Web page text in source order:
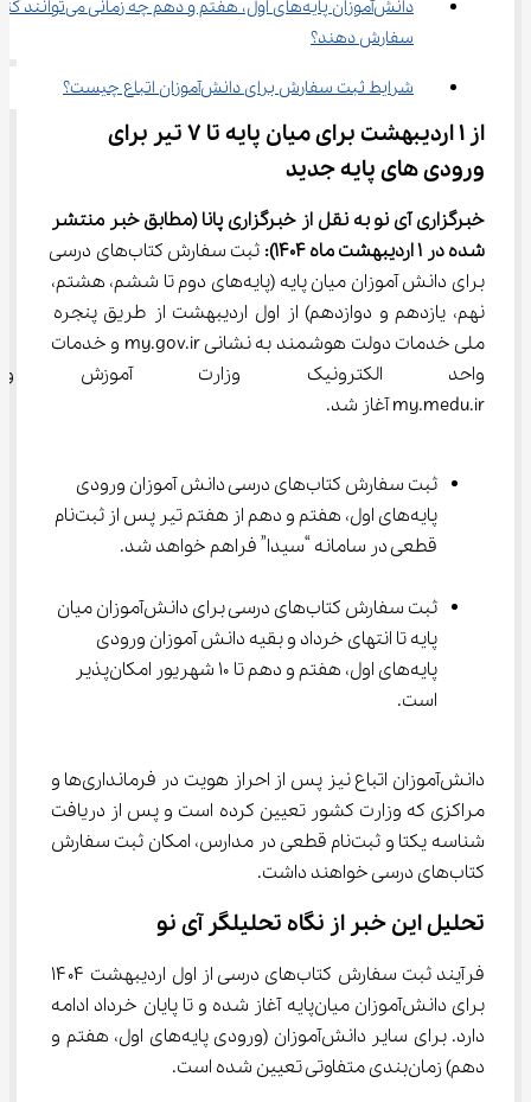
دانش‌آموزان پایه‌های اول، هفتم و دهم چه زمانی
سفارش دهند؟
شرایط ثبت‌ سفارش برای دانش‌آموزان اتباع چیست؟
از 1 اردیبهشت برای میان پایه تا 7 تیر برای
ورودی های پایه جدید
خبرگزاری آی نو به نقل از خبرگزاری پانا (مطابق خبر منتشر
شده در 1 اردیبهشت ماه 1404):
ثبت سفارش کتاب‌های درسی
برای دانش آموزان میان پایه (پایه‌های دوم تا ششم، هشتم،
نهم، یازدهم و دوازدهم) از اول اردیبهشت از طریق پنجره
ملی خدمات دولت هوشمند به نشانی my.gov.ir و خدمات
واحد الکترونیک وزارت
my.medu.ir آغاز شد.
ثبت سفارش کتاب‌های درسی دانش آموزان ورودی
پایه‌های اول‌، هفتم و دهم از هفتم تیر پس از ثبت‌نام
قطعی در سامانه “‌سیدا” فراهم خواهد شد.
ثبت سفارش کتاب‌های درسی برای دانش‌آموزان میان
پایه تا انتهای خرداد و بقیه دانش آموزان ورودی
پایه‌های اول، هفتم و دهم تا ۱۰ شهریور امکان‌پذیر
است.
دانش‌آموزان اتباع نیز پس از احراز هویت در فرمانداری‌ها و
مراکزی که وزارت کشور تعیین کرده است و پس از دریافت
شناسه یکتا و ثبت‌نام قطعی در مدارس، امکان ثبت سفارش
کتاب‌های درسی خواهند داشت.
تحلیل این خبر از نگاه تحلیلگر آی نو
برای دانش‌آموزان میان‌پایه آغاز شده و تا پایان خرداد ادامه
دارد. برای سایر دانش‌آموزان (ورودی پایه‌های اول، هفتم و
دهم) زمان‌بندی متفاوتی تعیین شده است.